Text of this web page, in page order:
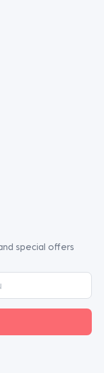
special offers